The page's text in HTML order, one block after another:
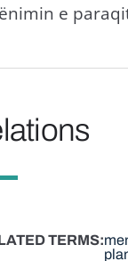
e
TERMS